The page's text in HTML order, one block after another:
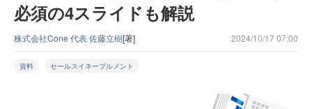
必須の4スライドも解説
株式会社Cone 代表 佐藤立樹[著] 2024/10/17 07:00
資料 セールスイネーブルメント